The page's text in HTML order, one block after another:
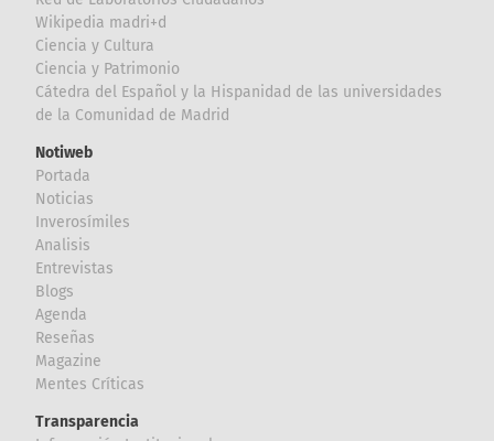
Wikipedia madri+d
Ciencia y Cultura
Ciencia y Patrimonio
Cátedra del Español y la Hispanidad de las universidades
de la Comunidad de Madrid
Notiweb
Portada
Noticias
Inverosímiles
Analisis
Entrevistas
Blogs
Agenda
Reseñas
Magazine
Mentes Críticas
Transparencia